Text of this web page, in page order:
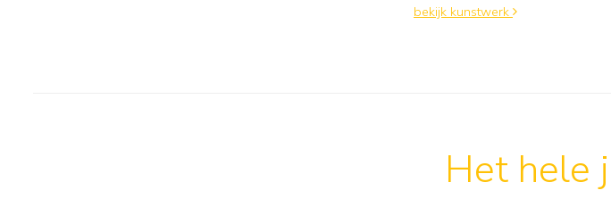
bekijk kunstwerk
Het hele